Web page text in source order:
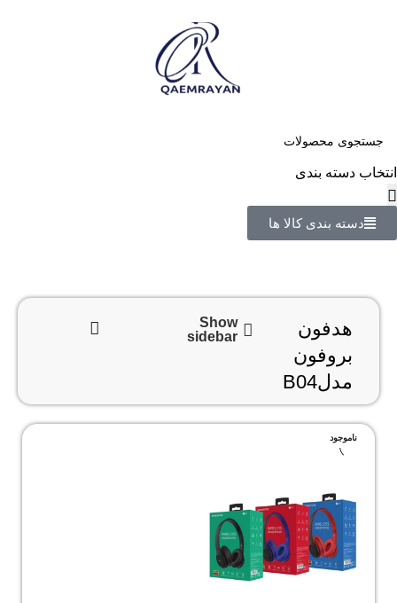
انتخاب دسته بندی
دسته بندی کالا ها
هدفون
بروفون
مدلB04
Show
sidebar
ناموجود